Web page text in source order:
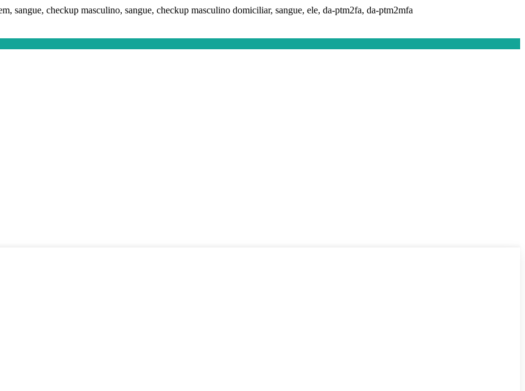
sangue, checkup masculino, sangue, checkup masculino domiciliar, sangue, ele, da-ptm2fa, da-ptm2mfa